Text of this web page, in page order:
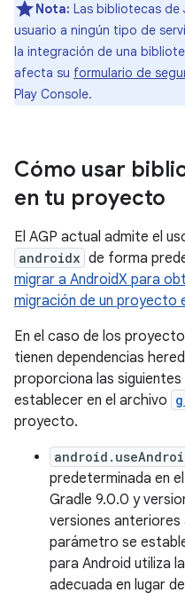
Nota: Las bibliotecas de
usuario a ningún tipo de
la integración de una
afecta su formulario de
Play Console.
Cómo usar
en tu proyecto
El AGP actual admite el
androidx de forma
migrar a AndroidX para
migración de un proyecto
En el caso de los
tienen dependencias
proporciona las
establecer en el archivo
proyecto.
predeterminada en
Gradle 9.0.0 y
versiones anteriores
parámetro se
para Android utiliza
adecuada en lugar